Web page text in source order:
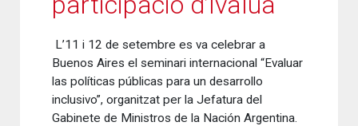
L’11 i 12 de setembre es va celebrar a
Buenos Aires el seminari internacional “Evaluar
las políticas públicas para un desarrollo
inclusivo”, organitzat per la Jefatura del
Gabinete de Ministros de la Nación Argentina.